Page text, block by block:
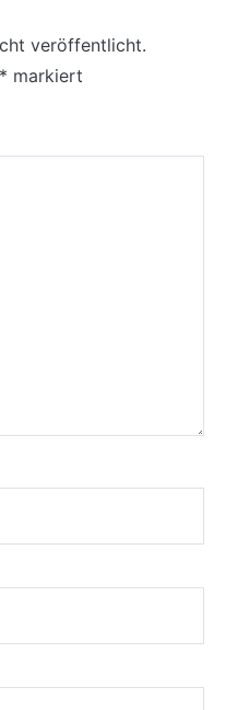
veröffentlicht.
* markiert